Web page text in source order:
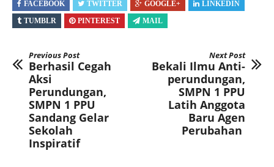
FACEBOOK TWITTER GOOGLE+
LINKEDIN
TUMBLR
PINTEREST MAIL
Previous Post
Berhasil Cegah
Aksi
Perundungan,
SMPN 1 PPU
Sandang Gelar
Sekolah
Inspiratif
Next Post
Bekali Ilmu Anti-
perundungan,
SMPN 1 PPU
Latih Anggota
Baru Agen
Perubahan